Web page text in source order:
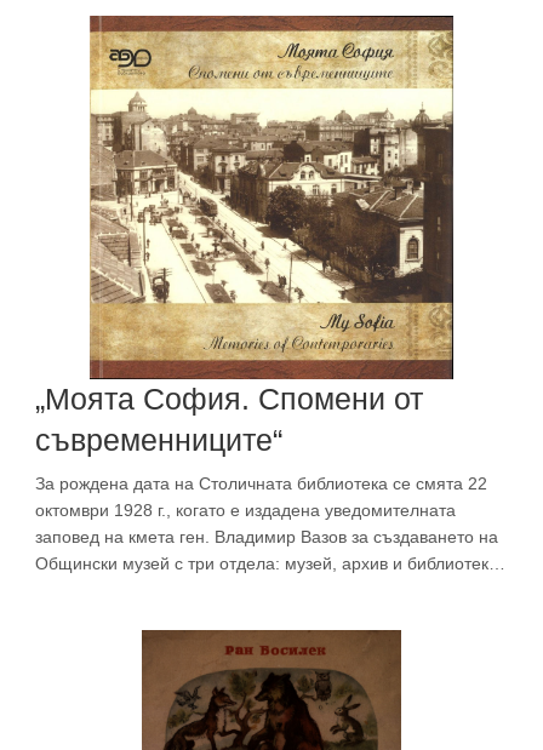
„Моята София. Спомени от
съвременниците“
За рождена дата на Столичната библиотека се смята 22
октомври 1928 г., когато е издадена уведомителната
заповед на кмета ген. Владимир Вазов за създаването на
Общински музей с три отдела: музей, архив и библиотека.
След това са наемани други помещения на пл. „Св.
Неделя“ и бул. „Мария Луиза“.През 1941 г. Общината
купува сградата на пл. „Бански“ № 3 за нуждите на
Общинския музей. Виж дигиталното копие в дигитална